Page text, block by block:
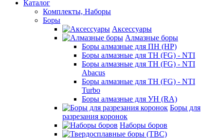
Каталог
Комплекты, Наборы
Боры
Аксессуары
Алмазные боры
Боры алмазные для ПН (HP)
Боры алмазные для ТН (FG) - NTI
Боры алмазные для ТН (FG) - NTI
Abacus
Боры алмазные для ТН (FG) - NTI
Turbo
Боры алмазные для УН (RA)
Боры для
разрезания коронок
Наборы боров